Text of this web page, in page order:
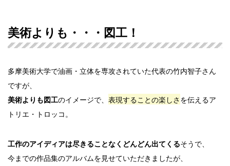
美術よりも・・・図工！
多摩美術大学で油画・立体を専攻されていた代表の竹内智子さん
ですが、
美術よりも図工のイメージで、 表現することの楽しさを伝えるア
トリエ・トロッコ。
工作のアイディアは尽きることなくどんどん出てくるそうで、
今までの作品集のアルバムを見せていただきましたが、